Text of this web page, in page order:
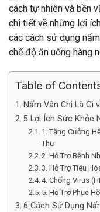
cách tự nhiên và bền
chi tiết về những lợi
các cách sử dụng
chế độ ăn uống hàng
Table of
Nấm Vân Chi Là Gì
5 Lợi Ích Sức Khỏe
1. Tăng Cường
Thư
2. Hỗ Trợ Bệnh
3. Hỗ Trợ Tiêu
4. Chống Virus
5. Hỗ Trợ Phục
6 Cách Sử Dụng